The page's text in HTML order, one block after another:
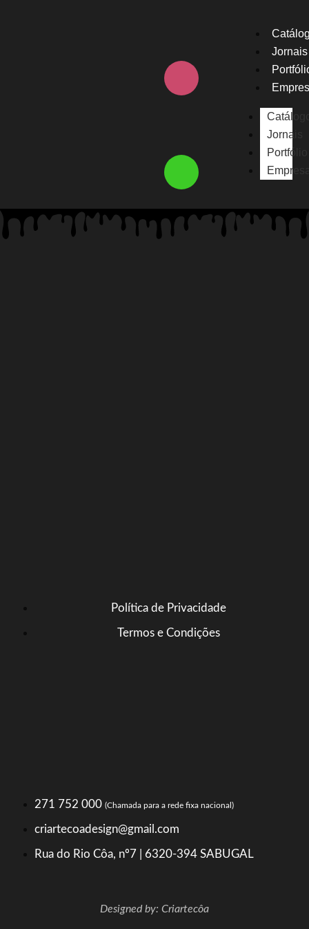
Jornais
Jornais
Portfólio
Política de Privacidade
Termos e Condições
271 752 000 (Chamada para a rede fixa nacional)
criartecoadesign@gmail.com
Rua do Rio Côa, nº7 | 6320-394 SABUGAL
Designed by: Criartecôa